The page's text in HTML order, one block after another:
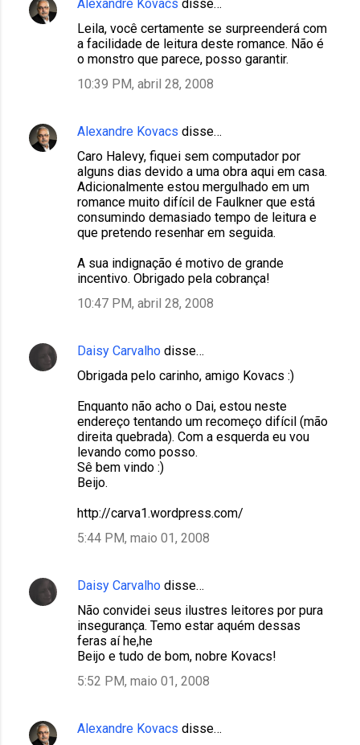
Alexandre Kovacs disse…
Leila, você certamente se surpreenderá com
a facilidade de leitura deste romance. Não é
o monstro que parece, posso garantir.
10:39 PM, abril 28, 2008
Alexandre Kovacs disse…
Caro Halevy, fiquei sem computador por
alguns dias devido a uma obra aqui em casa.
Adicionalmente estou mergulhado em um
romance muito difícil de Faulkner que está
consumindo demasiado tempo de leitura e
que pretendo resenhar em seguida.
A sua indignação é motivo de grande
incentivo. Obrigado pela cobrança!
10:47 PM, abril 28, 2008
Daisy Carvalho disse…
Obrigada pelo carinho, amigo Kovacs :)
Enquanto não acho o Dai, estou neste
endereço tentando um recomeço difícil (mão
direita quebrada). Com a esquerda eu vou
levando como posso.
Sê bem vindo :)
Beijo.
http://carva1.wordpress.com/
5:44 PM, maio 01, 2008
Daisy Carvalho disse…
Não convidei seus ilustres leitores por pura
insegurança. Temo estar aquém dessas
feras aí he,he
Beijo e tudo de bom, nobre Kovacs!
5:52 PM, maio 01, 2008
Alexandre Kovacs disse…